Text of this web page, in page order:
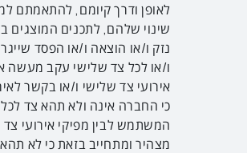
לאופן ודרך קיומם, להתאמתם
שינוי שלהם, לתכנים המוצגים
נזק ו/או הוצאה ו/או הפסד
ו/או לכל צד שלישי עקב מעשה
אירועי צד שלישי ו/או בקשר
כי החברה אינה ולא תהא צד
המשתמש לבין מפיקי אירועי
מצהיר ומתחייב בזאת כי לא